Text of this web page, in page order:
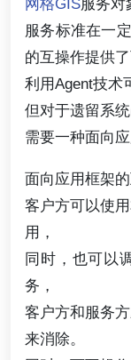
网格GIS服务对
服务标准在一
的互操作提供了
利用Agent技术
但对于遗留系
需要一种面向
面向应用框架
客户方可以使
用，
同时，也可以
务，
客户方和服务
来消除。